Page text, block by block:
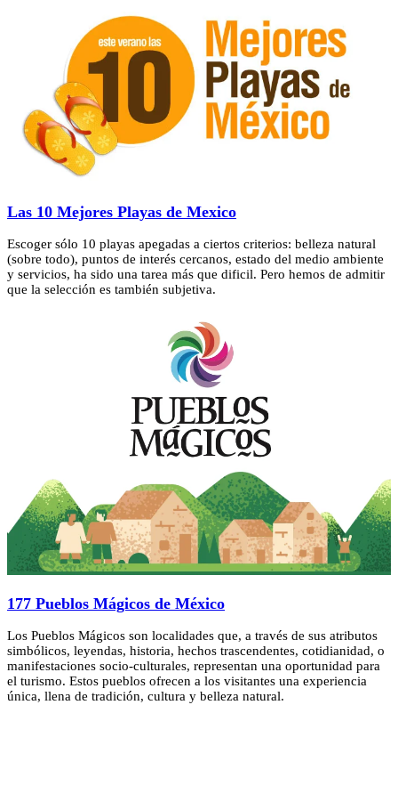
Las 10 Mejores Playas de Mexico
Escoger sólo 10 playas apegadas a ciertos criterios: belleza natural
(sobre todo), puntos de interés cercanos, estado del medio ambiente
y servicios, ha sido una tarea más que dificil. Pero hemos de admitir
que la selección es también subjetiva.
177 Pueblos Mágicos de México
Los Pueblos Mágicos son localidades que, a través de sus atributos
simbólicos, leyendas, historia, hechos trascendentes, cotidianidad, o
manifestaciones socio-culturales, representan una oportunidad para
el turismo. Estos pueblos ofrecen a los visitantes una experiencia
única, llena de tradición, cultura y belleza natural.